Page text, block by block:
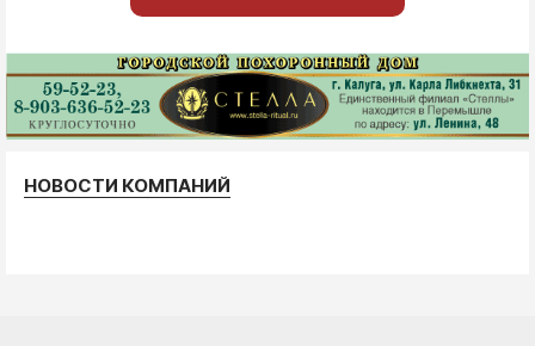
НОВОСТИ КОМПАНИЙ